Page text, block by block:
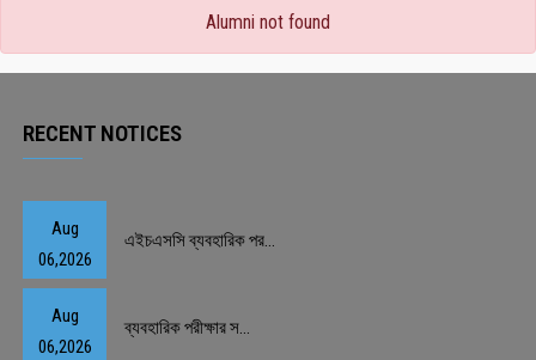
Alumni not found
RECENT NOTICES
Aug
06,2026
এইচএসসি ব্যবহারিক পর...
Aug
06,2026
ব্যবহারিক পরীক্ষার স...